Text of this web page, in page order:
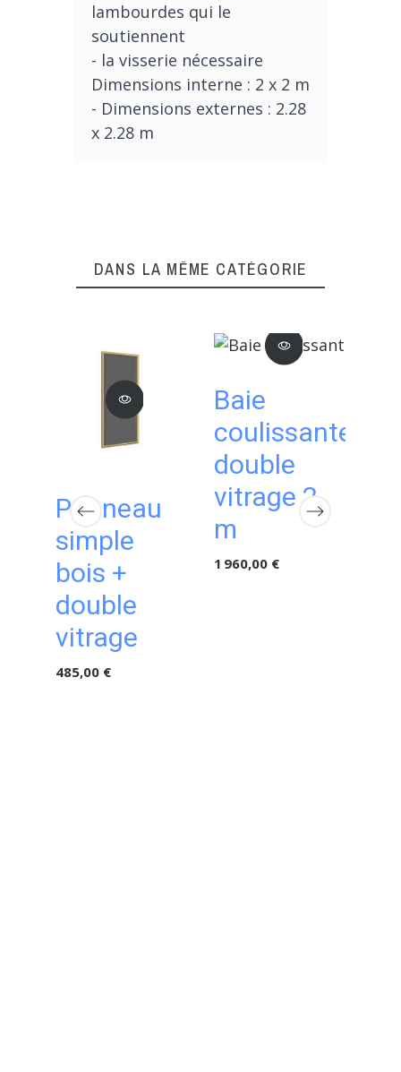
lambourdes qui le
soutiennent
- la visserie nécessaire
Dimensions interne : 2 x 2 m
- Dimensions externes : 2.28
x 2.28 m
DANS LA MÊME CATÉGORIE
Panneau
simple
bois +
double
vitrage
485,00 €
Baie
coulissante
double
vitrage 2
m
1 960,00 €